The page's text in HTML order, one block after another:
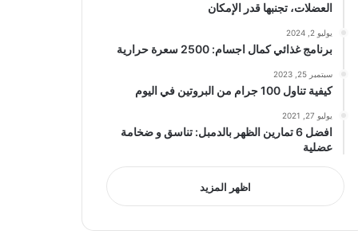
العضلات، تجنبها قدر الإمكان
يوليو 2, 2024
برنامج غذائي كمال اجسام: 2500 سعرة حرارية
سبتمبر 25, 2023
كيفية تناول 100 جرام من البروتين في اليوم
يوليو 27, 2021
افضل 6 تمارين الظهر بالدمبل: تناسق و ضخامة
عضلية
اظهر المزيد